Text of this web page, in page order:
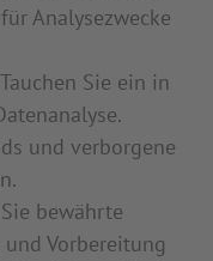
Analysezwecke
Tauchen Sie ein in
und verborgene
bewährte
Vorbereitung